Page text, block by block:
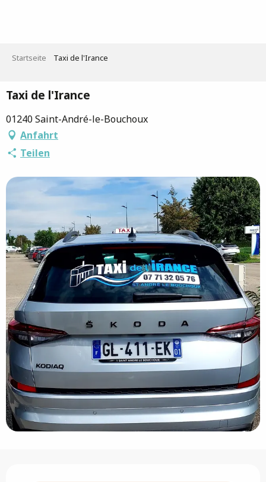
Startseite Taxi de l'Irance
Taxi de l'Irance
01240 Saint-André-le-Bouchoux
Anfahrt
Teilen